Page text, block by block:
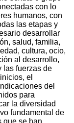
con lo
humanos, con
las etapas y
desarrollar
salud, familia,
cultura, ocio,
al desarrollo,
las fuerzas de
el
del
para
la diversidad
fundamental de
que se han